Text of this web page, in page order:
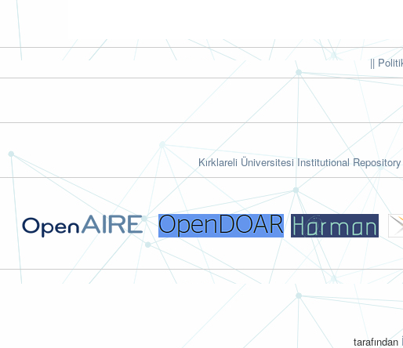
||
Kırklareli Üniversitesi Institutional Repository
tarafından